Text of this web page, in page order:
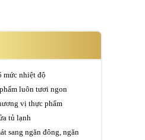
mức nhiệt độ
luôn tươi ngon
vị thực phẩm
tủ lạnh
sang ngăn đông, ngăn